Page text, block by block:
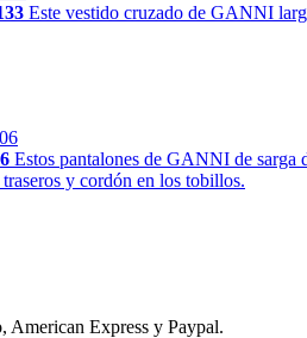
Este vestido cruzado de GANNI
Estos pantalones de GANNI de sarga
y cordón en los tobillos.
American Express y Paypal.